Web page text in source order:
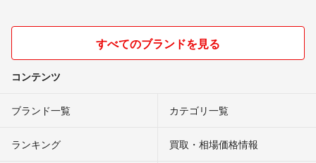
すべてのブランドを見る
コンテンツ
ブランド一覧 カテゴリ一覧
ランキング 買取・相場価格情報